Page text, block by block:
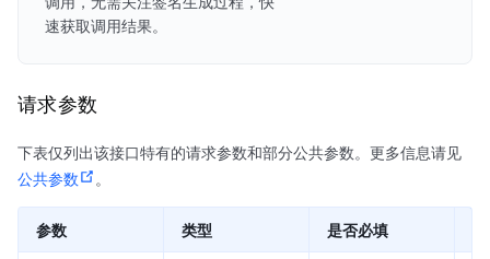
速获取调用结果。
请求参数
下表仅列出该接口特有的请求参数和部分公共参数。更多信息请见
公共参数
。
参数 类型 是否必填